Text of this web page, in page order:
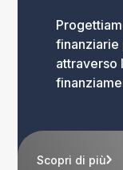
finanziarie
attraverso
Scopri di più